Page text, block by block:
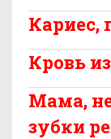
Кариес,
Кровь
Мама,
зубки